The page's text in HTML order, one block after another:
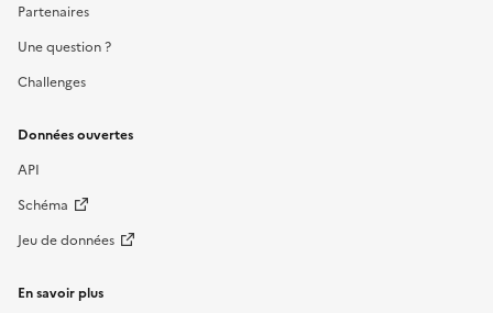
Partenaires
Une question ?
Challenges
Données ouvertes
API
Schéma
Jeu de données
En savoir plus